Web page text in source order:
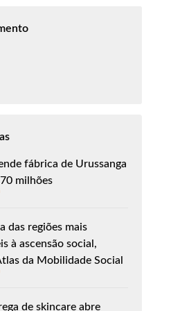
fábrica de Urussanga
milhões
das regiões mais
à ascensão social,
da Mobilidade Social
de skincare abre